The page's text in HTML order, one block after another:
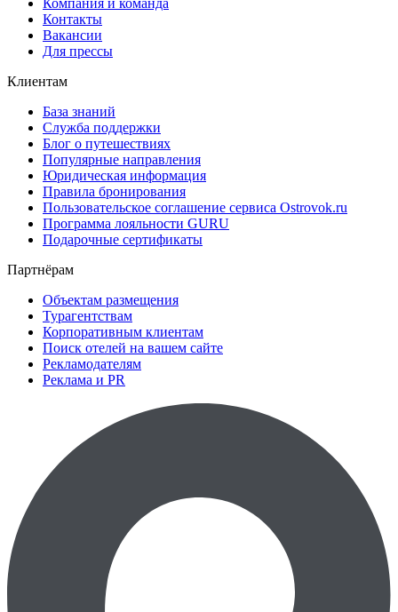
Компания и команда
Контакты
Вакансии
Для прессы
Клиентам
База знаний
Служба поддержки
Блог о путешествиях
Популярные направления
Юридическая информация
Правила бронирования
Пользовательское соглашение сервиса Ostrovok.ru
Программа лояльности GURU
Подарочные сертификаты
Партнёрам
Объектам размещения
Турагентствам
Корпоративным клиентам
Поиск отелей на вашем сайте
Рекламодателям
Реклама и PR